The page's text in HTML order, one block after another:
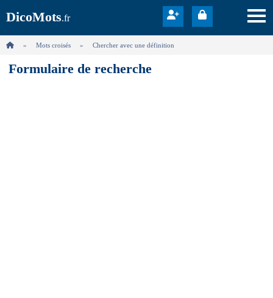
DicoMots.fr
Mots croisés Chercher avec une définition
Formulaire de recherche